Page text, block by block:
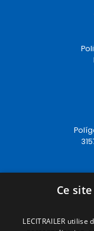
Ce
LECITRAILER